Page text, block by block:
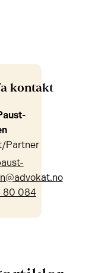
kontakt
Partner
80 084